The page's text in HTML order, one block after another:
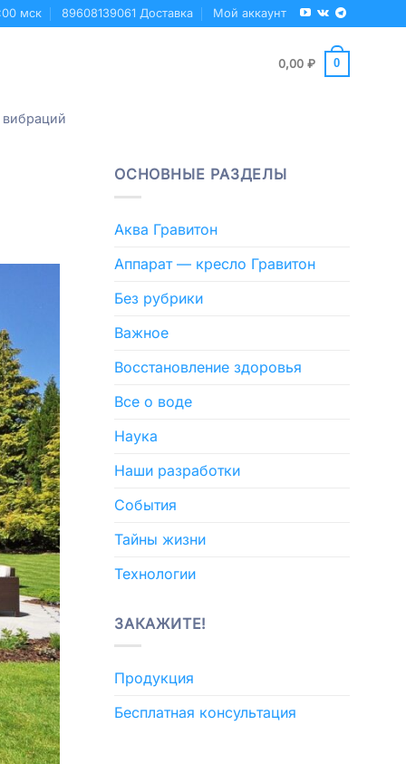
мск 89608139061 Доставка Мой аккаунт
0,00 ₽ 0
ОСНОВНЫЕ РАЗДЕЛЫ
Аква Гравитон
Аппарат — кресло Гравитон
Без рубрики
Важное
Восстановление здоровья
Все о воде
Наука
Наши разработки
События
Тайны жизни
Технологии
ЗАКАЖИТЕ!
Продукция
Бесплатная консультация